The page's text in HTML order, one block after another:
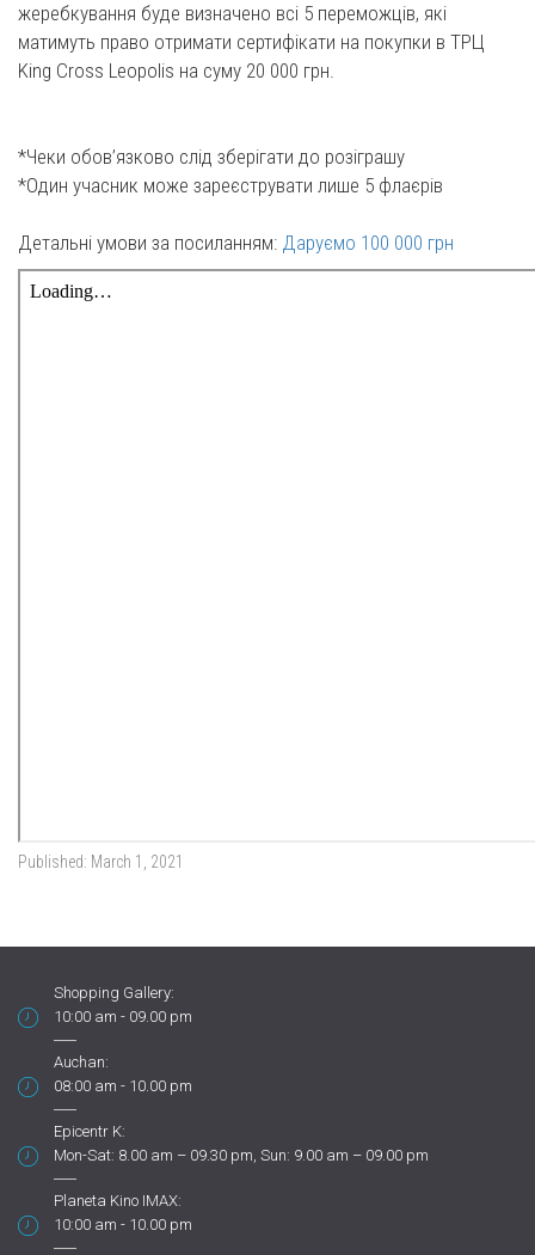
жеребкування буде визначено всі 5 переможців, які
матимуть право отримати сертифікати на покупки в ТРЦ
King Cross Leopolis на суму 20 000 грн.
*Чеки обов’язково слід зберігати до розіграшу
*Один учасник може зареєструвати лише 5 флаєрів
Детальні умови за посиланням: Даруємо 100 000 грн
Published: March 1, 2021
Shopping Gallery:
10:00 am - 09.00 pm
Auchan:
08:00 am - 10.00 pm
Epicentr K:
Mon-Sat: 8.00 am – 09.30 pm, Sun: 9.00 am – 09.00 pm
Planeta Kino IMAX:
10:00 am - 10.00 pm